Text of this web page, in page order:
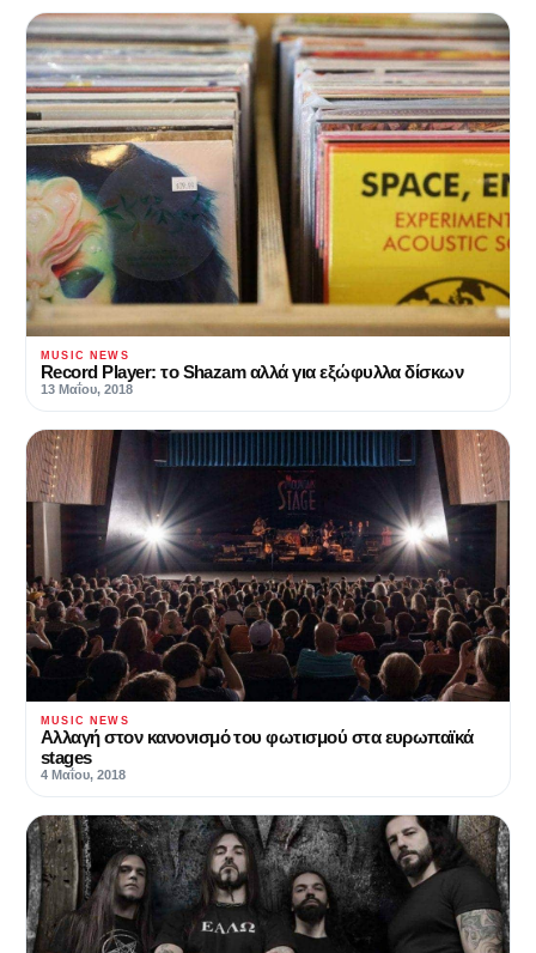
MUSIC NEWS
Record Player: το Shazam αλλά για εξώφυλλα δίσκων
13 Μαΐου, 2018
MUSIC NEWS
Αλλαγή στον κανονισμό του φωτισμού στα ευρωπαϊκά
stages
4 Μαΐου, 2018